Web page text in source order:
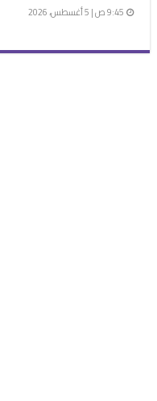
9:45 ص | 5 أغسطس، 2026